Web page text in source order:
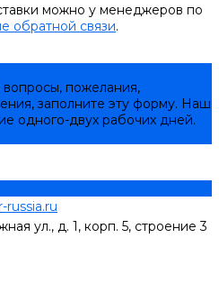
можно у менеджеров по
обратной связи.
вопросы, пожелания,
заполните эту форму. Наш
одного-двух рабочих дней.
ул., д. 1, корп. 5, строение 3